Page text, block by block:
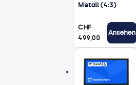
Metall (4:3)
CHF
499,00
Ansehen